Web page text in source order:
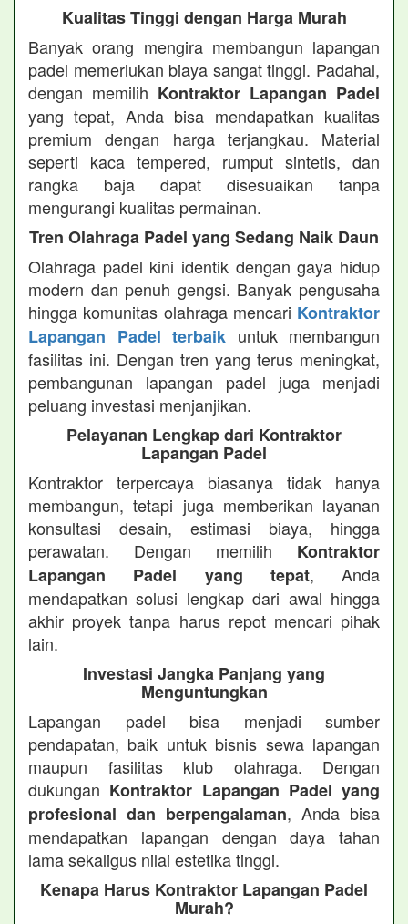
Kualitas Tinggi dengan Harga Murah
Banyak orang mengira membangun lapangan
padel memerlukan biaya sangat tinggi. Padahal,
dengan memilih Kontraktor Lapangan Padel
yang tepat, Anda bisa mendapatkan kualitas
premium dengan harga terjangkau. Material
seperti kaca tempered, rumput sintetis, dan
rangka baja dapat disesuaikan tanpa
mengurangi kualitas permainan.
Tren Olahraga Padel yang Sedang Naik Daun
Olahraga padel kini identik dengan gaya hidup
modern dan penuh gengsi. Banyak pengusaha
hingga komunitas olahraga mencari Kontraktor
Lapangan Padel terbaik untuk membangun
fasilitas ini. Dengan tren yang terus meningkat,
pembangunan lapangan padel juga menjadi
peluang investasi menjanjikan.
Pelayanan Lengkap dari Kontraktor
Lapangan Padel
Kontraktor terpercaya biasanya tidak hanya
membangun, tetapi juga memberikan layanan
konsultasi desain, estimasi biaya, hingga
perawatan. Dengan memilih Kontraktor
Lapangan Padel yang tepat, Anda
mendapatkan solusi lengkap dari awal hingga
akhir proyek tanpa harus repot mencari pihak
lain.
Investasi Jangka Panjang yang
Menguntungkan
Lapangan padel bisa menjadi sumber
pendapatan, baik untuk bisnis sewa lapangan
maupun fasilitas klub olahraga. Dengan
dukungan Kontraktor Lapangan Padel yang
profesional dan berpengalaman, Anda bisa
mendapatkan lapangan dengan daya tahan
lama sekaligus nilai estetika tinggi.
Kenapa Harus Kontraktor Lapangan Padel
Murah?